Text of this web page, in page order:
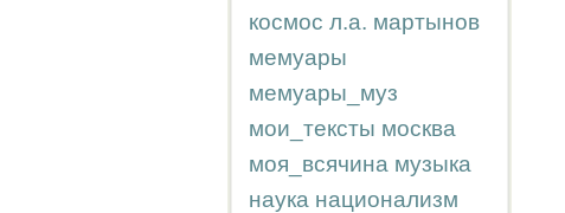
космос л.а. мартынов
мемуары
мемуары_муз
мои_тексты москва
моя_всячина музыка
наука национализм